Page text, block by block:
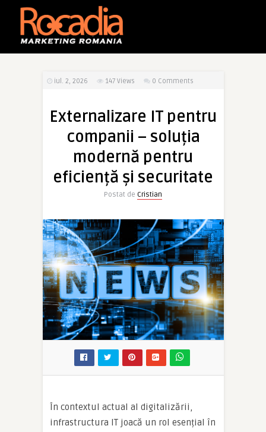
iul. 2, 2026 147 Views 0 Comments
Externalizare IT pentru
companii – soluția
modernă pentru
eficiență și securitate
Postat de Cristian
În contextul actual al digitalizării,
infrastructura IT joacă un rol esențial în